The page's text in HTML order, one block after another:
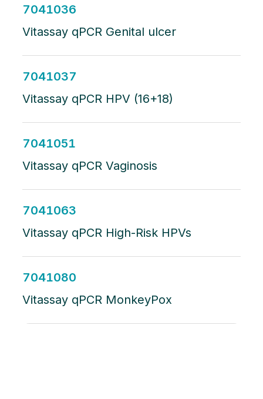
7041036
Vitassay qPCR Genital ulcer
7041037
Vitassay qPCR HPV (16+18)
7041051
Vitassay qPCR Vaginosis
7041063
Vitassay qPCR High-Risk HPVs
7041080
Vitassay qPCR MonkeyPox